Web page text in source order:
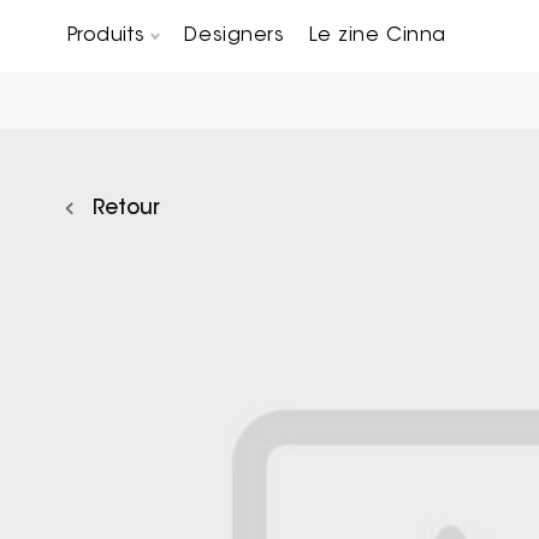
Produits Designers Le zine Cinna
Retour